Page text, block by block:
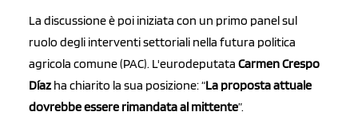
La discussione è poi iniziata con un primo panel sul
ruolo degli interventi settoriali nella futura politica
agricola comune (PAC). L'eurodeputata Carmen Crespo
Díaz ha chiarito la sua posizione: “La proposta attuale
dovrebbe essere rimandata al mittente”.